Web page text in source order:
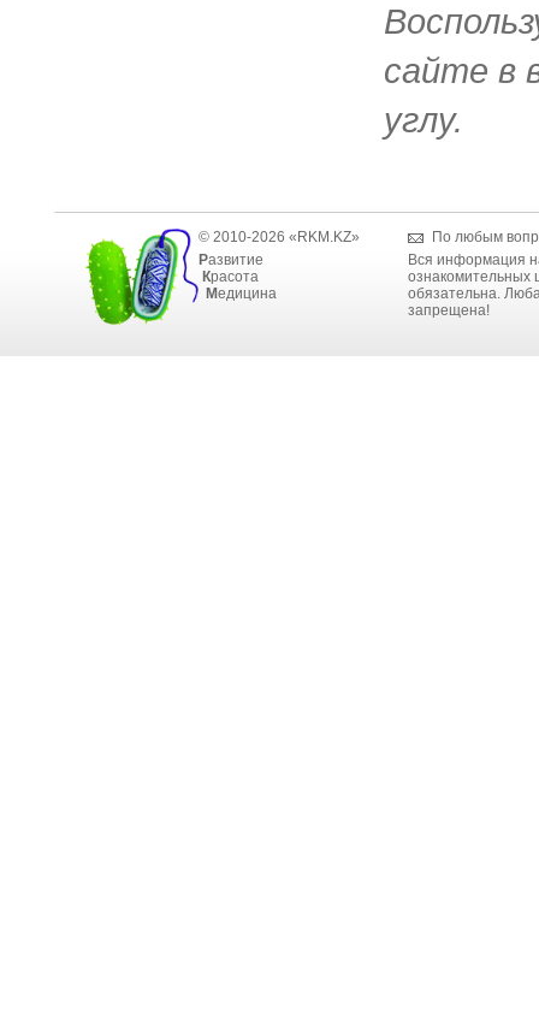
сайте в
углу.
© 2010-2026 «RKM.KZ»
Развитие
Красота
Медицина
По любым
Вся информация
ознакомительных
обязательна.
запрещена!